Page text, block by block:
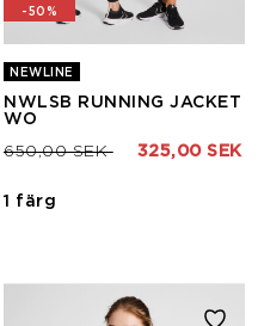
-50%
NEWLINE
NWLSB RUNNING JACKET
WO
Pris nedsatt från
650,00 SEKtill 325,00 SEK
1 färg